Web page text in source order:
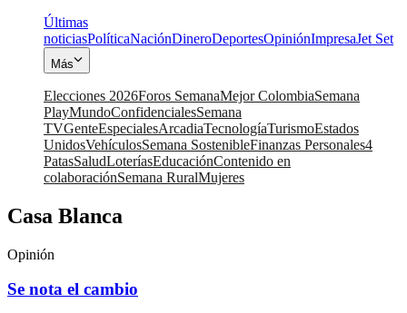
Últimas
noticiasPolíticaNaciónDineroDeportesOpiniónImpresaJet Set
Más
Elecciones 2026Foros SemanaMejor ColombiaSemana
PlayMundoConfidencialesSemana
TVGenteEspecialesArcadiaTecnologíaTurismoEstados
UnidosVehículosSemana SostenibleFinanzas Personales4
PatasSaludLoteríasEducaciónContenido en
colaboraciónSemana RuralMujeres
Casa Blanca
Opinión
Se nota el cambio